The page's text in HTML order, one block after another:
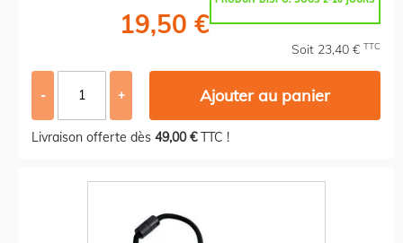
19,50 €
Soit 23,40 € TTC
- + Ajouter au panier
Livraison offerte dès 49,00 €TTC !